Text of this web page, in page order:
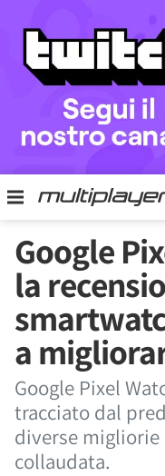
Google
la
a
Google Pixel
tracciato dal
diverse migliorie
collaudata.